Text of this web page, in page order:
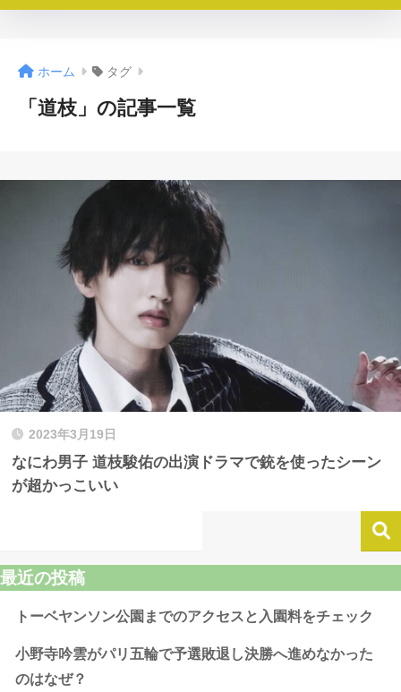
ホーム タグ
「道枝」の記事一覧
2023年3月19日
なにわ男子 道枝駿佑の出演ドラマで銃を使ったシーン
が超かっこいい
最近の投稿
トーベヤンソン公園までのアクセスと入園料をチェック
小野寺吟雲がパリ五輪で予選敗退し決勝へ進めなかった
のはなぜ？